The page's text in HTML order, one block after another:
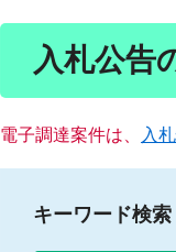
入札公告
電子調達案件は、 入
キーワード検索